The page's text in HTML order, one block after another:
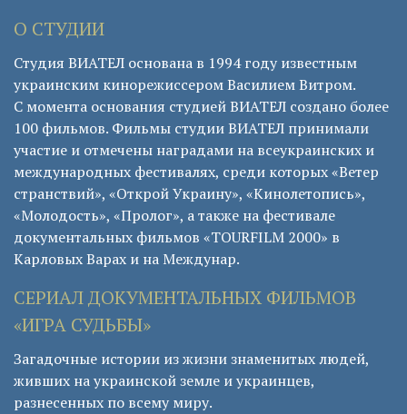
О СТУДИИ
Студия ВИАТЕЛ основана в 1994 году известным
украинским кинорежиссером Василием Витром.
С момента основания студией ВИАТЕЛ создано более
100 фильмов. Фильмы студии ВИАТЕЛ принимали
участие и отмечены наградами на всеукраинских и
международных фестивалях, среди которых «Ветер
странствий», «Открой Украину», «Кинолетопись»,
«Молодость», «Пролог», а также на фестивале
документальных фильмов «TOURFILM 2000» в
Карловых Варах и на Междунар.
СЕРИАЛ ДОКУМЕНТАЛЬНЫХ ФИЛЬМОВ
«ИГРА СУДЬБЫ»
Загадочные истории из жизни знаменитых людей,
живших на украинской земле и украинцев,
разнесенных по всему миру.